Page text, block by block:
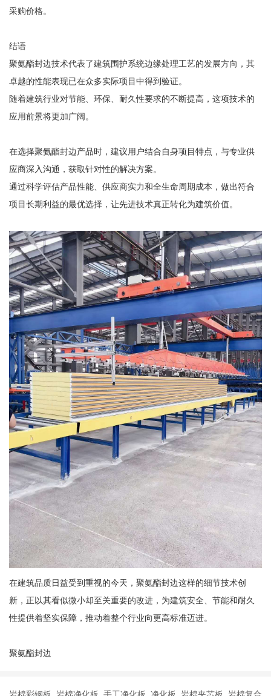
采购价格。
结语
聚氨酯封边技术代表了建筑围护系统边缘处理工艺的发展方向，其
卓越的性能表现已在众多实际项目中得到验证。
随着建筑行业对节能、环保、耐久性要求的不断提高，这项技术的
应用前景将更加广阔。
在选择聚氨酯封边产品时，建议用户结合自身项目特点，与专业供
应商深入沟通，获取针对性的解决方案。
通过科学评估产品性能、供应商实力和全生命周期成本，做出符合
项目长期利益的最优选择，让先进技术真正转化为建筑价值。
在建筑品质日益受到重视的今天，聚氨酯封边这样的细节技术创
新，正以其看似微小却至关重要的改进，为建筑安全、节能和耐久
性提供着坚实保障，推动着整个行业向更高标准迈进。
聚氨酯封边